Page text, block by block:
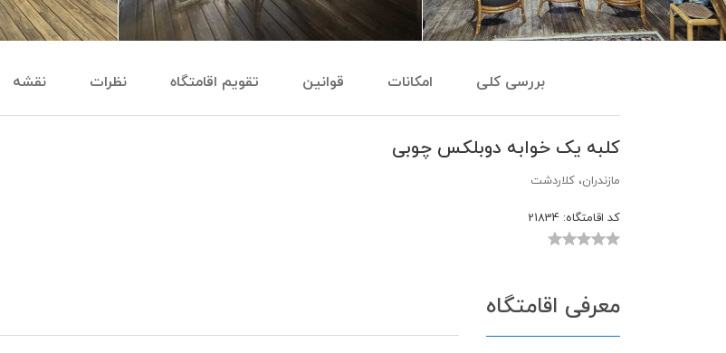
بررسی کلی امکانات قوانین تقویم اقامتگاه نظرات نقشه
کلبه یک خوابه دوبلکس چوبی
مازندران، کلاردشت
کد اقامتگاه:
معرفی اقامتگاه